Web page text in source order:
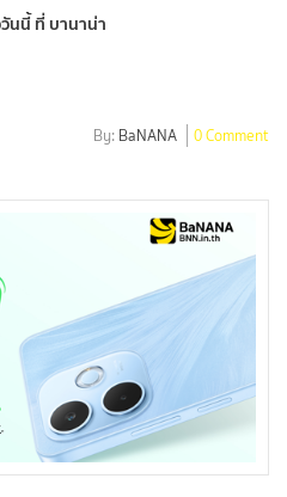
นนี้ ที่ บานาน่า
By: BaNANA 0 Comment